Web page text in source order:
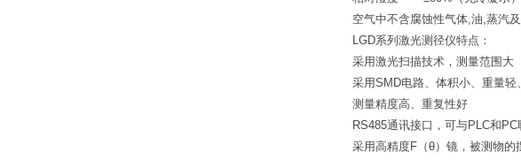
空气中不含腐蚀性气体,油,蒸汽
LGD系列激光测径仪特点：
采用激光扫描技术，测量范围大
采用SMD电路、体积小、重量轻
测量精度高、重复性好
RS485通讯接口，可与PLC和PC
采用高精度F（θ）镜，被测物的